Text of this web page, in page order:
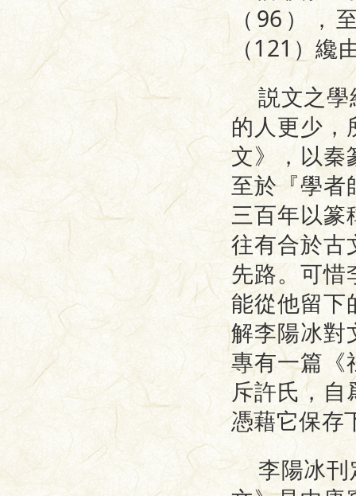
（96），
（121）纔
説文之
的人更少，
文》，以秦
至於『學者
三百年以篆
往有合於古
先路。可惜
能從他留下
解李陽冰對
專有一篇《
斥許氏，
憑藉它保存
李陽冰